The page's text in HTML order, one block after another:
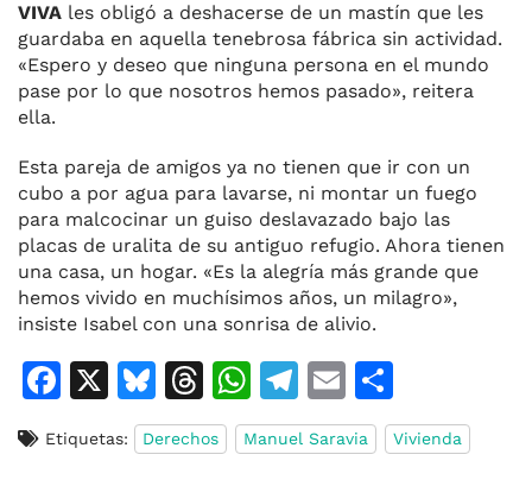
VIVA les obligó a deshacerse de un mastín que les
guardaba en aquella tenebrosa fábrica sin actividad.
«Espero y deseo que ninguna persona en el mundo
pase por lo que nosotros hemos pasado», reitera
ella.
Esta pareja de amigos ya no tienen que ir con un
cubo a por agua para lavarse, ni montar un fuego
para malcocinar un guiso deslavazado bajo las
placas de uralita de su antiguo refugio. Ahora tienen
una casa, un hogar. «Es la alegría más grande que
hemos vivido en muchísimos años, un milagro»,
insiste Isabel con una sonrisa de alivio.
F
c
X
Bl
u
e
T
h
re
W
h
at
T
el
e
E
m
ai
o
m
Etiquetas: Derechos Manuel Saravia Vivienda